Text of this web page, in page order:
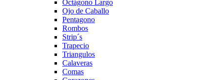
Octágono Largo
Ojo de Caballo
Pentagono
Rombos
Strip´s
Trapecio
Triangulos
Calaveras
Comas